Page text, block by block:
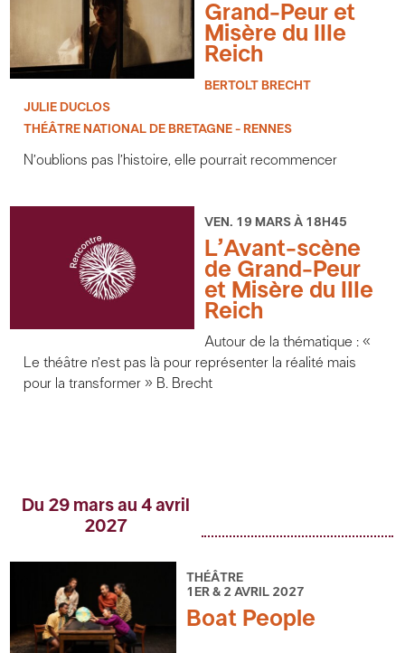
Grand-Peur et
Misère du IIIe
Reich
BERTOLT BRECHT
JULIE DUCLOS
THÉÂTRE NATIONAL DE BRETAGNE - RENNES
N’oublions pas l’histoire, elle pourrait recommencer
VEN. 19 MARS À 18H45
L’Avant-scène
de Grand-Peur
et Misère du IIIe
Reich
Autour de la thématique : «
Le théâtre n’est pas là pour représenter la réalité mais
pour la transformer » B. Brecht
Du 29 mars au 4 avril
2027
THÉÂTRE
1ER & 2 AVRIL 2027
Boat People